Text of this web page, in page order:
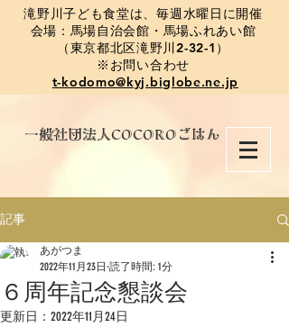
​滝野川子ども食堂は、毎週水曜日に開催
会場：馬場自治会館・馬場ふれあい館
（東京都北区滝野川2-32-1）
※お問い合わせ
t-kodomo@kyj.biglobe.ne.jp
​一般社団法人COCOROごはん
記事
６周年記念懇談会
あがつま
2022年11月23日 読了時間: 1分
更新日： 2022年11月24日